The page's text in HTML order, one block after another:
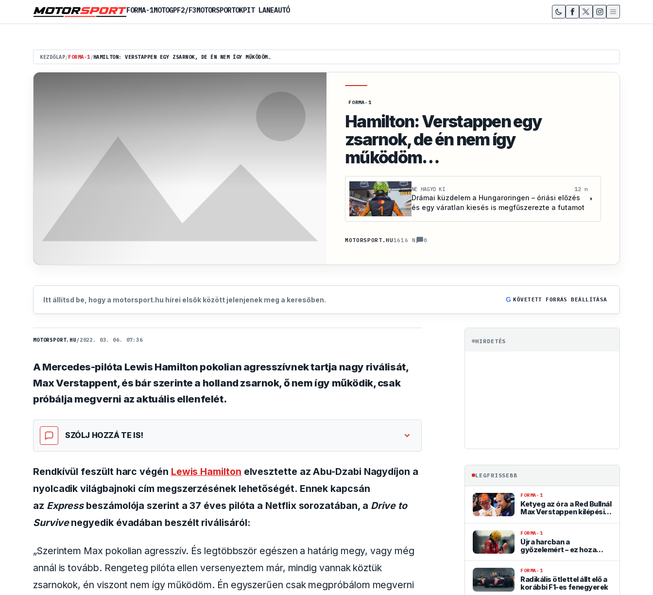
KEZDŐLAP/FORMA-1/HAMILTON: VERSTAPPEN EGY ZSARNOK, DE ÉN NEM ÍGY MŰKÖDÖM…
FORMA-1
Hamilton: Verstappen egy
zsarnok, de én nem így
működöm…
NE HAGYD KI 12 n
Drámai küzdelem a Hungaroringen – óriási előzés
és egy váratlan kiesés is megfűszerezte a futamot
MOTORSPORT.HU1616 N 0
Itt állítsd be, hogy a motorsport.hu hírei elsők között jelenjenek meg a keresőben. G KÖVETETT FORRÁS BEÁLLÍTÁSA
MOTORSPORT.HU /2022. 03. 06. 07:36
A Mercedes-pilóta Lewis Hamilton pokolian agresszívnek tartja nagy riválisát,
Max Verstappent, és bár szerinte a holland zsarnok, ő nem így működik, csak
próbálja megverni az aktuális ellenfelét.
SZÓLJ HOZZÁ TE IS!
Rendkívül feszült harc végén Lewis Hamilton elvesztette az Abu-Dzabi Nagydíjon a
nyolcadik világbajnoki cím megszerzésének lehetőségét. Ennek kapcsán
az Expressbeszámolója szerint a 37 éves pilóta a Netflix sorozatában, a Drive to
Survivenegyedik évadában beszélt riválisáról:
„Szerintem Max pokolian agresszív. És legtöbbször egészen a határig megy, vagy még
annál is tovább. Rengeteg pilóta ellen versenyeztem már, mindig vannak köztük
zsarnokok, én viszont nem így működöm. Én egyszerűen csak megpróbálom megverni
HIRDETÉS
LEGFRISSEBB
FORMA-1
Ketyeg az óra a Red Bullnál
Max Verstappen kilépési
FORMA-1
Újra harcban a
győzelemért – ez hoza
FORMA-1
Radikális ötlettel állt elő a
korábbi F1-es fenegyerek
FORMA-1MOTOGPF2/F3MOTORSPORTOKPIT LANEAUTÓ